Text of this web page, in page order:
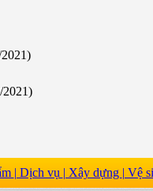
2021)
| Dịch vụ | Xây dựng | Vệ